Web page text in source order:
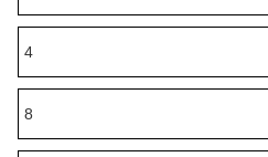
4
8